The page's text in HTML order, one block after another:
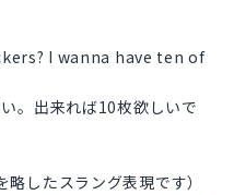
I wanna have ten of
。出来れば10枚欲しいで
たスラング表現です）